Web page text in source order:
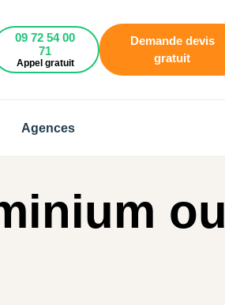
09 72 54 00
71
Appel gratuit
Demande devis
gratuit
Agences
ou